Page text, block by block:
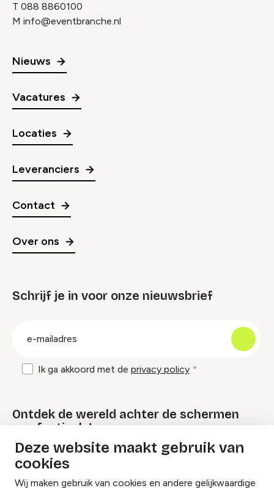
Deze website maakt gebruik van
cookies
Wij maken gebruik van cookies en andere gelijkwaardige
T 088 8860100
M info@eventbranche.nl
Nieuws
Vacatures
Locaties
Leveranciers
Contact
Over ons
Schrijf je in voor onze nieuwsbrief
Ik ga akkoord met de privacy policy
Ontdek de wereld achter de schermen
van festivals!
Lees onze Festival Specials